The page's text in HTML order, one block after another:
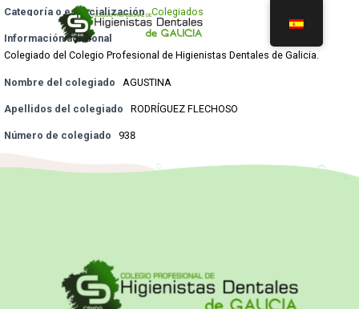
Categoría o especialización Colegiados
Información adicional
Colegiado del Colegio Profesional de Higienistas Dentales de Galicia.
Nombre del colegiado AGUSTINA
Apellidos del colegiado RODRÍGUEZ FLECHOSO
Número de colegiado 938